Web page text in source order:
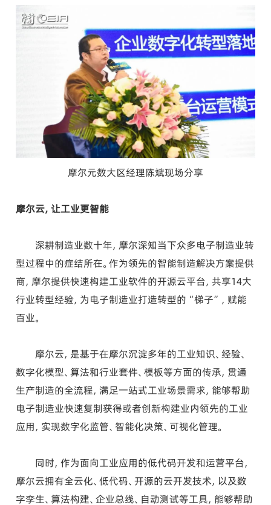
摩尔元数大区经理陈斌现场分享
摩尔云，让工业更智能
深耕制造业数十年，摩尔深知当下众多电子制造业转
型过程中的症结所在。作为领先的智能制造解决方案提供
商，摩尔提供快速构建工业软件的开源云平台，共享14大
行业转型经验，为电子制造业打造转型的“梯子”，赋能
百业。
摩尔云，是基于在摩尔沉淀多年的工业知识、经验、
数字化模型、算法和行业套件、模板等方面的传承，贯通
生产制造的全流程，满足一站式工业场景需求，能够帮助
电子制造业快速复制获得或者创新构建业内领先的工业
应用，实现数字化监管、智能化决策、可视化管理。
同时，作为面向工业应用的低代码开发和运营平台，
摩尔云拥有全云化、低代码、开源的云开发技术，以及数
字孪生、算法构建、企业总线、自动测试等工具，能够帮助